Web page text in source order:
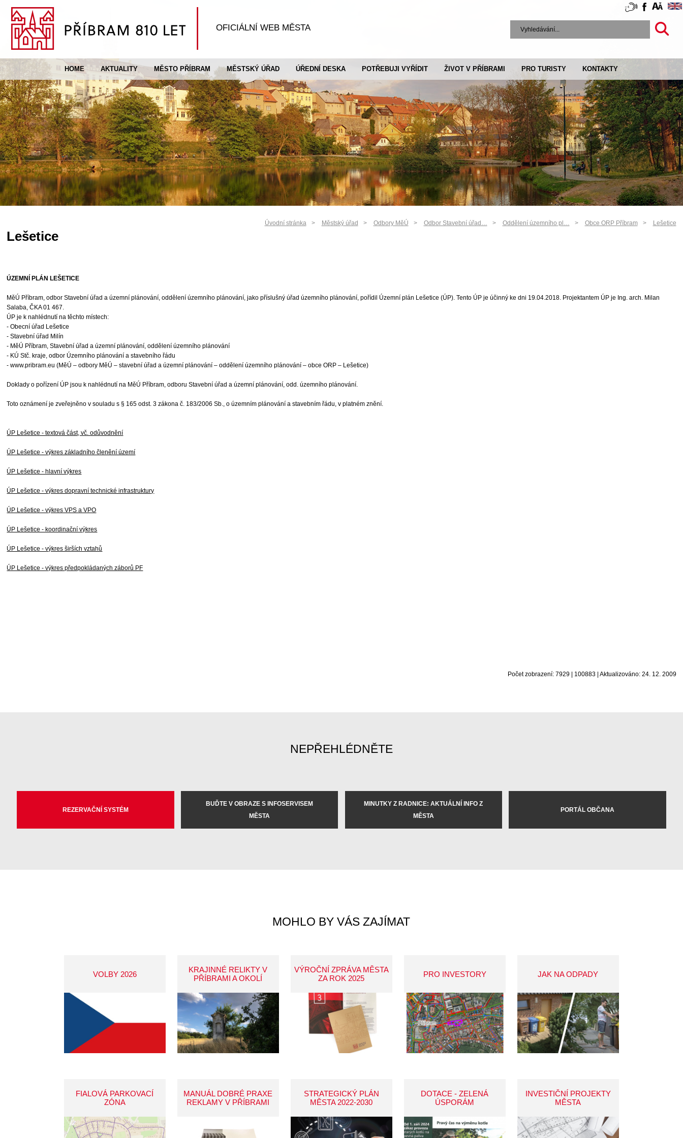
OFICIÁLNÍ WEB MĚSTA
HOME AKTUALITY MĚSTO PŘÍBRAM MĚSTSKÝ ÚŘAD ÚŘEDNÍ DESKA POTŘEBUJI VYŘÍDIT ŽIVOT V PŘÍBRAMI PRO TURISTY KONTAKTY
Úvodní stránka Městský úřad Odbory MěÚ Odbor Stavební úřad… Oddělení územního pl… Obce ORP Příbram Lešetice
Lešetice
ÚZEMNÍ PLÁN LEŠETICE
MěÚ Příbram, odbor Stavební úřad a územní plánování, oddělení územního plánování, jako příslušný úřad územního plánování, pořídil Územní plán Lešetice (ÚP). Tento ÚP je účinný ke dni 19.04.2018. Projektantem ÚP je Ing. arch. Milan
Salaba, ČKA 01 467.
ÚP je k nahlédnutí na těchto místech:
- Obecní úřad Lešetice
- Stavební úřad Milín
- MěÚ Příbram, Stavební úřad a územní plánování, oddělení územního plánování
- KÚ Stč. kraje, odbor Územního plánování a stavebního řádu
- www.pribram.eu (MěÚ – odbory MěÚ – stavební úřad a územní plánování – oddělení územního plánování – obce ORP – Lešetice)
Doklady o pořízení ÚP jsou k nahlédnutí na MěÚ Příbram, odboru Stavební úřad a územní plánování, odd. územního plánování.
Toto oznámení je zveřejněno v souladu s § 165 odst. 3 zákona č. 183/2006 Sb., o územním plánování a stavebním řádu, v platném znění.
ÚP Lešetice - textová část, vč. odůvodnění
ÚP Lešetice - výkres základního členění území
ÚP Lešetice - hlavní výkres
ÚP Lešetice - výkres dopravní technické infrastruktury
ÚP Lešetice - výkres VPS a VPO
ÚP Lešetice - koordinační výkres
ÚP Lešetice - výkres širších vztahů
ÚP Lešetice - výkres předpokládaných záborů PF
Počet zobrazení: 7929 | 100883 | Aktualizováno: 24. 12. 2009
NEPŘEHLÉDNĚTE
REZERVAČNÍ SYSTÉM
BUĎTE V OBRAZE S INFOSERVISEM
MĚSTA
MINUTKY Z RADNICE: AKTUÁLNÍ INFO Z
MĚSTA
PORTÁL OBČANA
MOHLO BY VÁS ZAJÍMAT
VOLBY 2026
KRAJINNÉ RELIKTY V
PŘÍBRAMI A OKOLÍ
VÝROČNÍ ZPRÁVA MĚSTA
ZA ROK 2025
PRO INVESTORY JAK NA ODPADY
FIALOVÁ PARKOVACÍ
ZÓNA
MANUÁL DOBRÉ PRAXE
REKLAMY V PŘÍBRAMI
STRATEGICKÝ PLÁN
MĚSTA 2022-2030
DOTACE - ZELENÁ
ÚSPORÁM
INVESTIČNÍ PROJEKTY
MĚSTA